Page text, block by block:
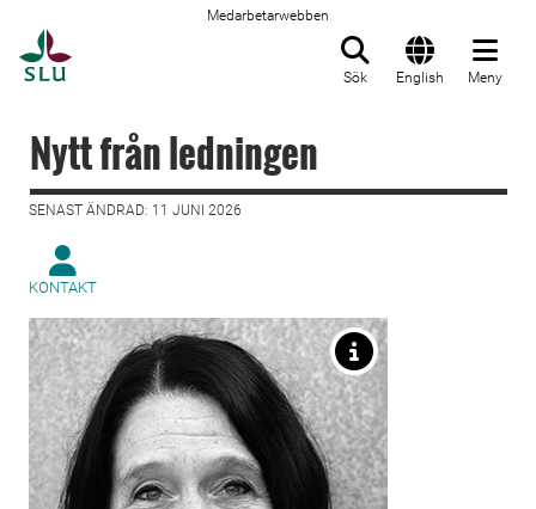
Medarbetarwebben
Sök English Meny
Nytt från ledningen
SENAST ÄNDRAD: 11 JUNI 2026
KONTAKT